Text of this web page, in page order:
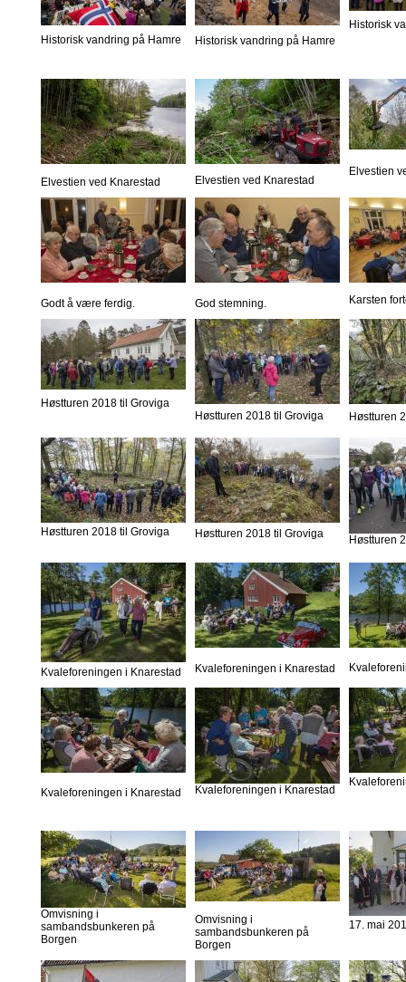
Historisk vandring på Hamre Historisk vandring på Hamre
Historisk
Elvestien ved Knarestad Elvestien ved Knarestad
Elvestien
Godt å være ferdig. God stemning. Karsten
Høstturen 2018 til Groviga
Høstturen 2018 til Groviga
Høstturen
Høstturen 2018 til Groviga Høstturen 2018 til Groviga Høstturen
Kvaleforeningen i Knarestad Kvaleforeningen i Knarestad
Kvaleforeningen i Knarestad Kvaleforeningen i Knarestad
Omvisning i
sambandsbunkeren på
Borgen
Omvisning i
sambandsbunkeren på
Borgen
17. mai